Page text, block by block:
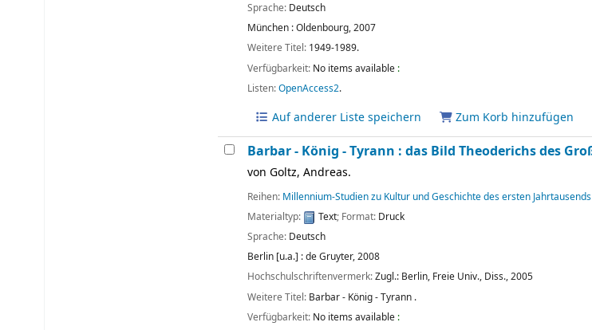
Sprache: Deutsch
München :Oldenbourg,2007
Weitere Titel: 1949-1989.
Verfügbarkeit: No items available :
Listen:OpenAccess2.
Auf anderer Liste speichern Zum Korb hinzufügen
Barbar - König - Tyrann : das Bild Theoderichs des
von Goltz, Andreas.
Reihen: Millennium-Studien zu Kultur und Geschichte des ersten
Materialtyp:
Text; Format: Druck
Sprache: Deutsch
Berlin [u.a.] :de Gruyter,2008
Hochschulschriftenvermerk:Zugl.: Berlin, Freie Univ., Diss., 2005
Weitere Titel: Barbar - König - Tyrann .
Verfügbarkeit: No items available :